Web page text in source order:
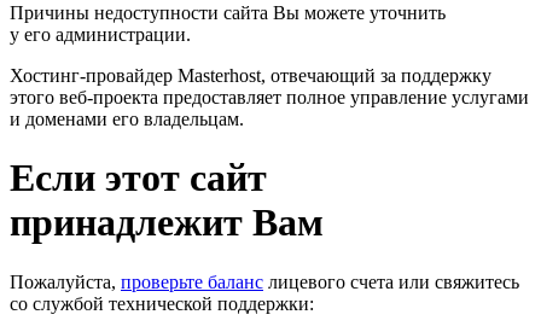
Причины недоступности сайта Вы можете уточнить
у его администрации.
Хостинг-провайдер Masterhost, отвечающий за поддержку
этого веб-проекта предоставляет полное управление услугами
и доменами его владельцам.
Если этот сайт
принадлежит Вам
Пожалуйста, проверьте баланс лицевого счета или свяжитесь
со службой технической поддержки: